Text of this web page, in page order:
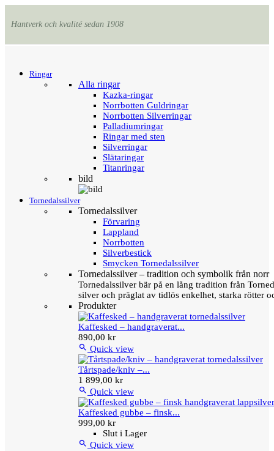
Hantverk och kvalité sedan 1908
Ringar
Alla ringar
Kazka-ringar
Norrbotten Guldringar
Norrbotten Silverringar
Palladiumringar
Ringar med sten
Silverringar
Slätaringar
Titanringar
bild
Tornedalssilver
Tornedalssilver
Förvaring
Lappland
Norrbotten
Silverbestick
Smycken Tornedalssilver
Tornedalssilver – tradition och symbolik från norr
Tornedalssilver bär på en lång tradition från
silver och präglat av tidlös enkelhet, starka rötter
Produkter
Kaffesked – handgraverat...
890,00 kr
 Quick view
Tårtspade/kniv –...
1 899,00 kr
 Quick view
Kaffesked gubbe – finsk...
999,00 kr
Slut i Lager
 Quick view